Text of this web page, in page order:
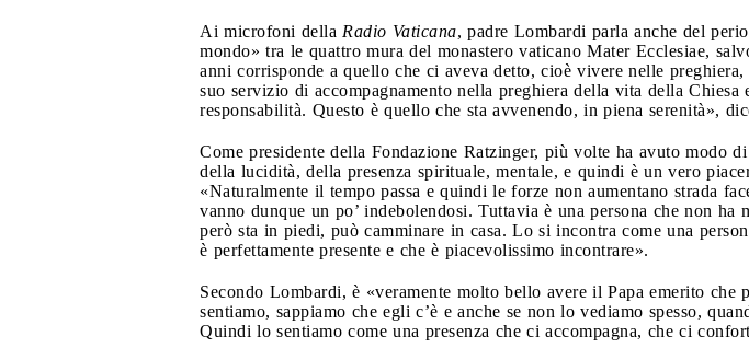
Ai microfoni della Radio Vaticana, padre Lombardi parla anche del
mondo» tra le quattro mura del monastero vaticano Mater Ecclesiae,
anni corrisponde a quello che ci aveva detto, cioè vivere nelle
suo servizio di accompagnamento nella preghiera della vita della
responsabilità. Questo è quello che sta avvenendo, in piena serenità»,
Come presidente della Fondazione Ratzinger, più volte ha avuto modo
della lucidità, della presenza spirituale, mentale, e quindi è un vero
«Naturalmente il tempo passa e quindi le forze non aumentano strada
vanno dunque un po’ indebolendosi. Tuttavia è una persona che non
però sta in piedi, può camminare in casa. Lo si incontra come una
è perfettamente presente e che è piacevolissimo incontrare».
Secondo Lombardi, è «veramente molto bello avere il Papa emerito che
sentiamo, sappiamo che egli c’è e anche se non lo vediamo spesso,
Quindi lo sentiamo come una presenza che ci accompagna, che ci